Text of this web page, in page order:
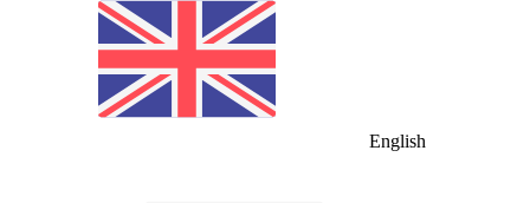
English